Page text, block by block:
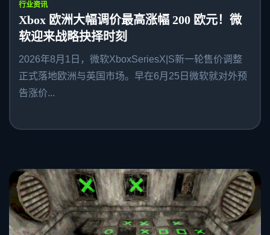
行业资讯
Xbox 欧洲大幅调价最高涨幅 200 欧元！微
软迎来战略抉择时刻
2026年8月1日，微软XboxSeriesX|S新一轮售价调整
正式落地欧洲与英国市场。早在6月25日微软就对外预
告涨价...